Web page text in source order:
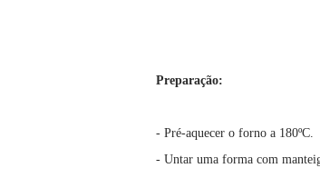
Preparação:
- Pré-aquecer o forno a 180ºC.
- Untar uma forma com